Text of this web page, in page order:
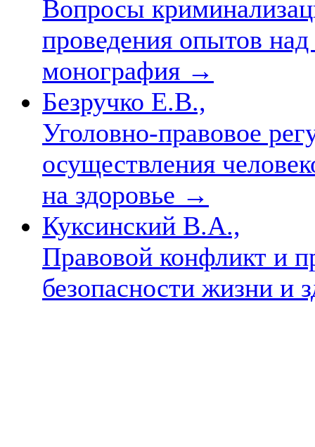
Вопросы
проведения опытов
монография →
Безручко Е.В.,
Уголовно-правовое
осуществления
на здоровье →
Куксинский В.А.,
Правовой конфликт и
безопасности жизни и